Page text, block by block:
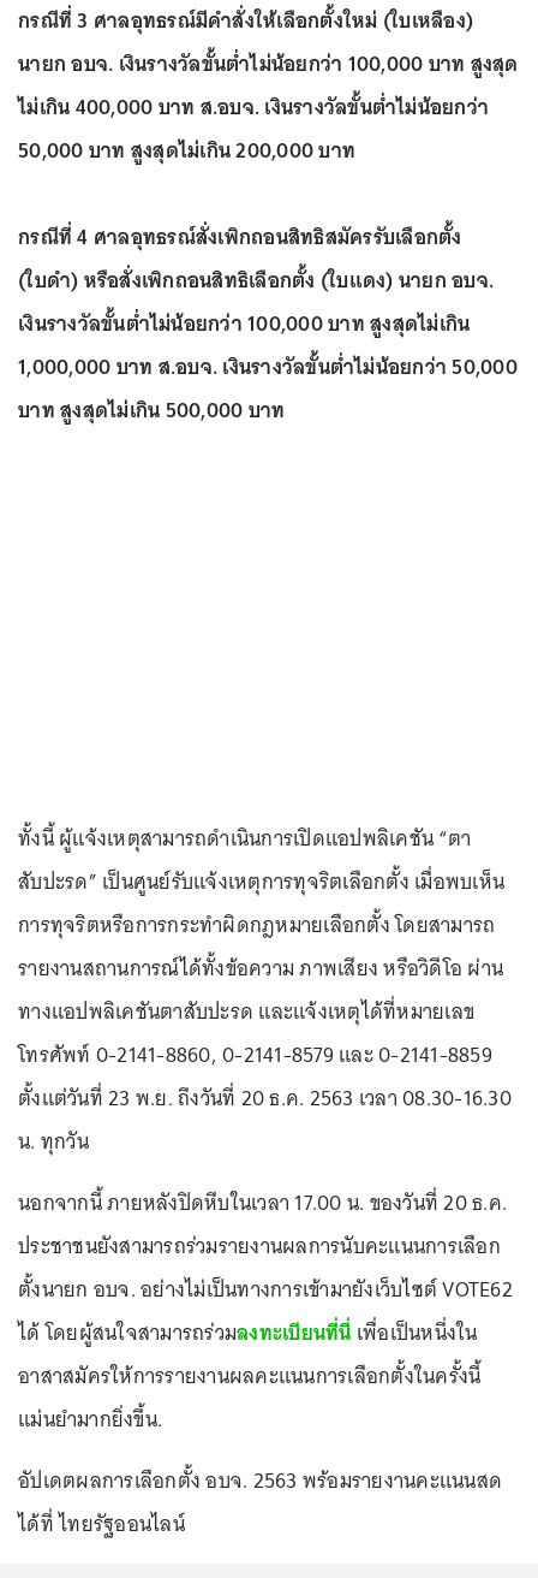
กรณีที่ 3 ศาลอุทธรณ์มีคำสั่งให้เลือกตั้งใหม่ (ใบเหลือง)
นายก อบจ. เงินรางวัลขั้นต่ำไม่น้อยกว่า 100,000 บาท สูงสุด
ไม่เกิน 400,000 บาท ส.อบจ. เงินรางวัลขั้นต่ำไม่น้อยกว่า
50,000 บาท สูงสุดไม่เกิน 200,000 บาท
กรณีที่ 4 ศาลอุทธรณ์สั่งเพิกถอนสิทธิสมัครรับเลือกตั้ง
(ใบดำ) หรือสั่งเพิกถอนสิทธิเลือกตั้ง (ใบแดง) นายก อบจ.
เงินรางวัลขั้นต่ำไม่น้อยกว่า 100,000 บาท สูงสุดไม่เกิน
1,000,000 บาท ส.อบจ. เงินรางวัลขั้นต่ำไม่น้อยกว่า 50,000
บาท สูงสุดไม่เกิน 500,000 บาท
ทั้งนี้ ผู้แจ้งเหตุสามารถดำเนินการเปิดแอปพลิเคชัน “ตา
สับปะรด” เป็นศูนย์รับแจ้งเหตุการทุจริตเลือกตั้ง เมื่อพบเห็น
การทุจริตหรือการกระทำผิดกฎหมายเลือกตั้ง โดยสามารถ
รายงานสถานการณ์ได้ทั้งข้อความ ภาพเสียง หรือวิดีโอ ผ่าน
ทางแอปพลิเคชันตาสับปะรด และแจ้งเหตุได้ที่หมายเลข
โทรศัพท์ 0-2141-8860, 0-2141-8579 และ 0-2141-8859
ตั้งแต่วันที่ 23 พ.ย. ถึงวันที่ 20 ธ.ค. 2563 เวลา 08.30-16.30
น. ทุกวัน
นอกจากนี้ ภายหลังปิดหีบในเวลา 17.00 น. ของวันที่ 20 ธ.ค.
ประชาชนยังสามารถร่วมรายงานผลการนับคะแนนการเลือก
ตั้งนายก อบจ. อย่างไม่เป็นทางการเข้ามายังเว็บไซต์ VOTE62
ได้ โดยผู้สนใจสามารถร่วมลงทะเบียนที่นี่ เพื่อเป็นหนึ่งใน
อาสาสมัครให้การรายงานผลคะแนนการเลือกตั้งในครั้งนี้
แม่นยำมากยิ่งขึ้น.
อัปเดตผลการเลือกตั้ง อบจ. 2563 พร้อมรายงานคะแนนสด
ได้ที่ ไทยรัฐออนไลน์